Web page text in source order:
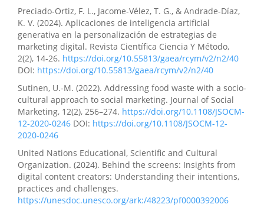
Preciado-Ortiz, F. L., Jacome-Vélez, T. G., & Andrade-Díaz,
K. V. (2024). Aplicaciones de inteligencia artificial
generativa en la personalización de estrategias de
marketing digital. Revista Científica Ciencia Y Método,
2(2), 14-26. https://doi.org/10.55813/gaea/rcym/v2/n2/40
DOI: https://doi.org/10.55813/gaea/rcym/v2/n2/40
Sutinen, U.-M. (2022). Addressing food waste with a socio-
cultural approach to social marketing. Journal of Social
Marketing, 12(2), 256–274. https://doi.org/10.1108/JSOCM-
12-2020-0246 DOI: https://doi.org/10.1108/JSOCM-12-
2020-0246
United Nations Educational, Scientific and Cultural
Organization. (2024). Behind the screens: Insights from
digital content creators: Understanding their intentions,
practices and challenges.
https://unesdoc.unesco.org/ark:/48223/pf0000392006